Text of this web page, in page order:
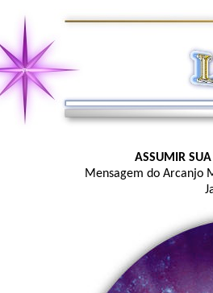
ASSUMIR
Mensagem do Arcanjo